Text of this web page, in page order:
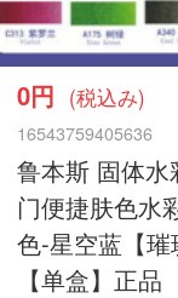
0円 (税込み)
16543759405636
鲁本斯 固体水
门便捷肤色水
色-星空蓝【
【单盒】正品